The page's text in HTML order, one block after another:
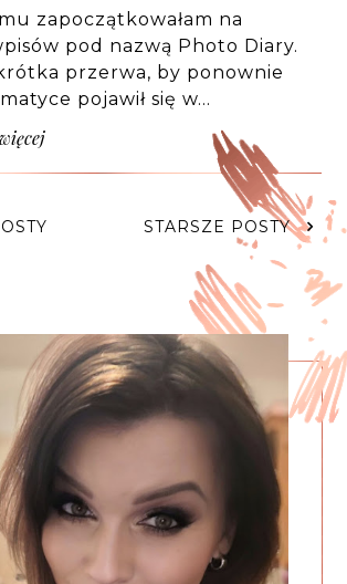
zapoczątkowałam na
pod nazwą Photo Diary.
przerwa, by ponownie
pojawił się w…
STARSZE POSTY